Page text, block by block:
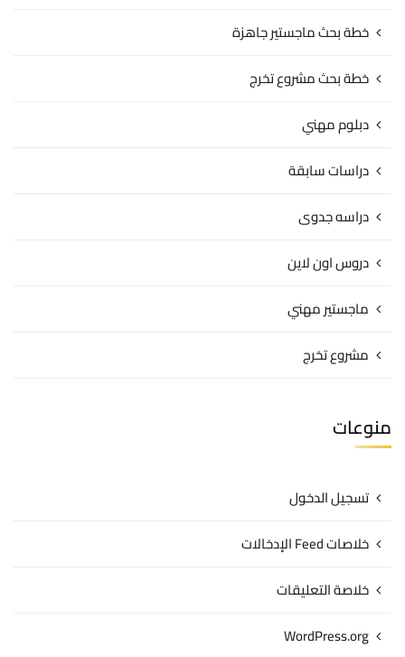
خطة بحث ماجستير جاهزة
خطة بحث مشروع تخرج
دبلوم مهني
دراسات سابقة
دراسه جدوى
دروس اون لاين
ماجستير مهني
مشروع تخرج
منوعات
تسجيل الدخول
خلاصات Feed الإدخالات
خلاصة التعليقات
WordPress.org